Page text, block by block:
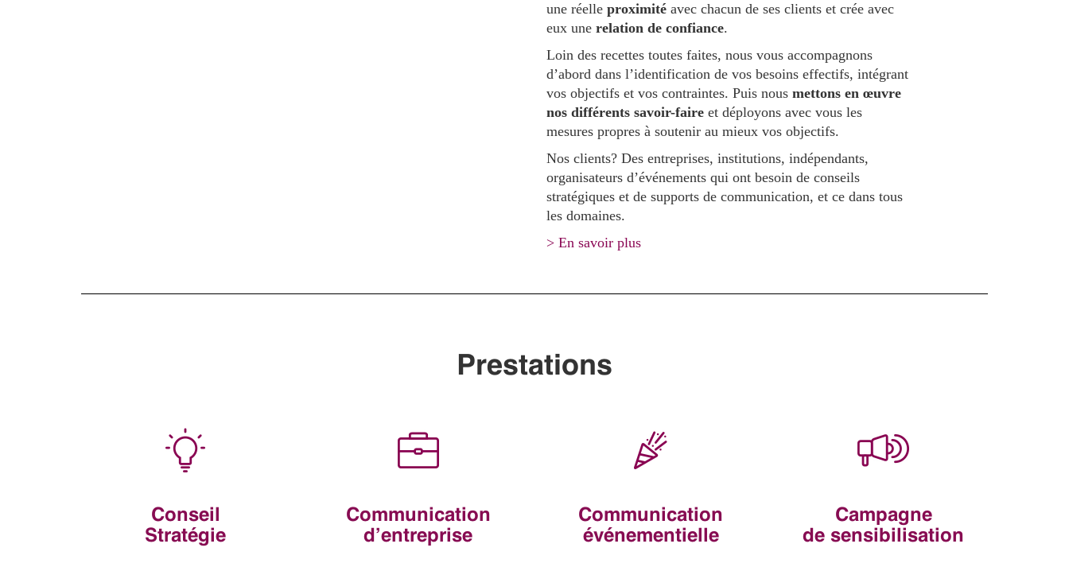
une réelle proximité avec chacun de ses clients et crée avec
eux une relation de confiance.
Loin des recettes toutes faites, nous vous accompagnons
d’abord dans l’identification de vos besoins effectifs, intégrant
vos objectifs et vos contraintes. Puis nous mettons en œuvre
nos différents savoir-faire et déployons avec vous les
mesures propres à soutenir au mieux vos objectifs.
Nos clients? Des entreprises, institutions, indépendants,
organisateurs d’événements qui ont besoin de conseils
stratégiques et de supports de communication, et ce dans tous
les domaines.
> En savoir plus
Prestations
Conseil
Stratégie
Communication
d’entreprise
Communication
événementielle
Campagne
de sensibilisation